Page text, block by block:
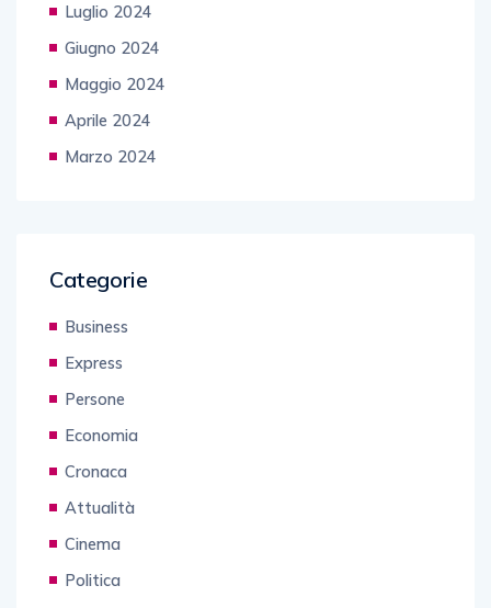
Luglio 2024
Giugno 2024
Maggio 2024
Aprile 2024
Marzo 2024
Categorie
Business
Express
Persone
Economia
Cronaca
Attualità
Cinema
Politica